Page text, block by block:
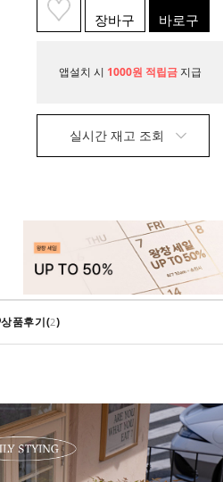
장바구
니
바로구
매
앱설치 시 1000원 적립금 지급
실시간 재고 조회
상품후기(2)